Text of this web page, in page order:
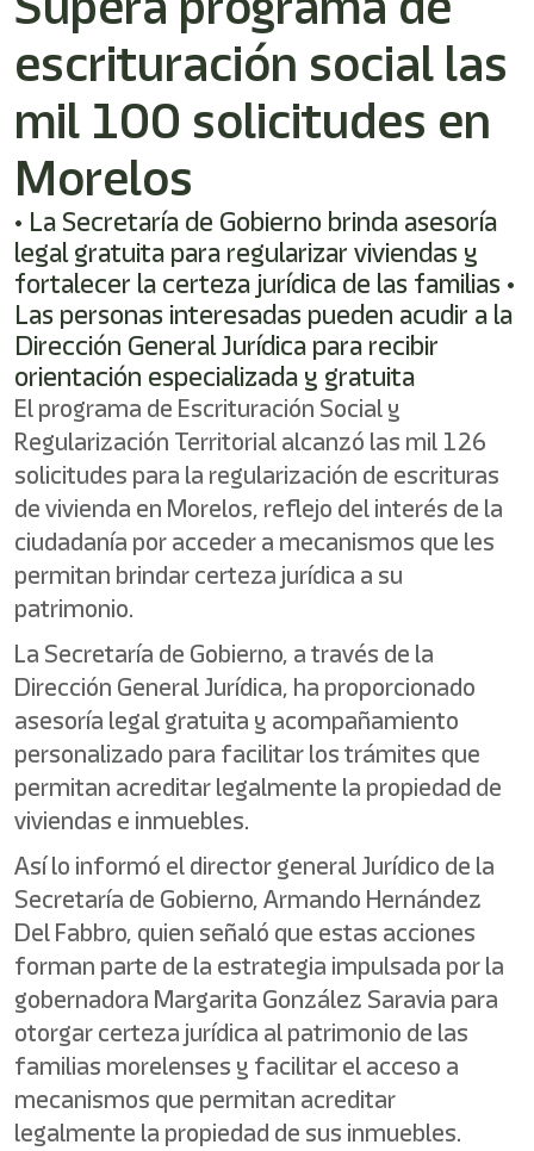
escrituración social las
mil 100 solicitudes en
Morelos
• La Secretaría de Gobierno brinda asesoría
legal gratuita para regularizar viviendas y
fortalecer la certeza jurídica de las familias •
Las personas interesadas pueden acudir a la
Dirección General Jurídica para recibir
orientación especializada y gratuita
El programa de Escrituración Social y
Regularización Territorial alcanzó las mil 126
solicitudes para la regularización de escrituras
de vivienda en Morelos, reflejo del interés de la
ciudadanía por acceder a mecanismos que les
permitan brindar certeza jurídica a su
patrimonio.
La Secretaría de Gobierno, a través de la
Dirección General Jurídica, ha proporcionado
asesoría legal gratuita y acompañamiento
personalizado para facilitar los trámites que
permitan acreditar legalmente la propiedad de
viviendas e inmuebles.
Así lo informó el director general Jurídico de la
Secretaría de Gobierno, Armando Hernández
Del Fabbro, quien señaló que estas acciones
forman parte de la estrategia impulsada por la
gobernadora Margarita González Saravia para
otorgar certeza jurídica al patrimonio de las
familias morelenses y facilitar el acceso a
mecanismos que permitan acreditar
legalmente la propiedad de sus inmuebles.